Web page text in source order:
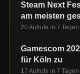
Steam Next
am meisten
20 Aufrufe in 7 Tagen
Gamescom
für Köln zu
17 Aufrufe in 7 Tagen